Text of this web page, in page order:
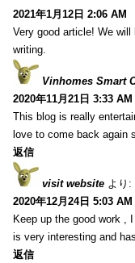
2021年1月12日 2:06 AM
Very good article! We
writing.
Vinhomes Smart
2020年11月21日 3:33 AM
This blog is really
love to come back again
返信
visit website より:
2020年12月24日 5:03 AM
Keep up the good work ,
is very interesting and
返信